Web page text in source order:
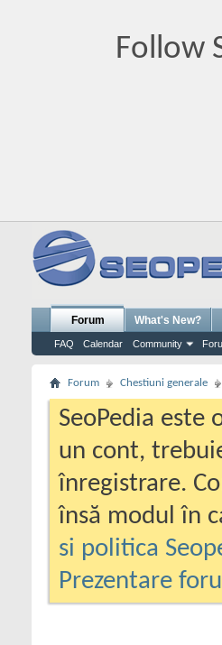
Follow
Forum
FAQ Calendar Community
What's New?
Forum Chestiuni generale
SeoPedia
un cont,
înregistrare.
însă modul în
si politica
Prezentare